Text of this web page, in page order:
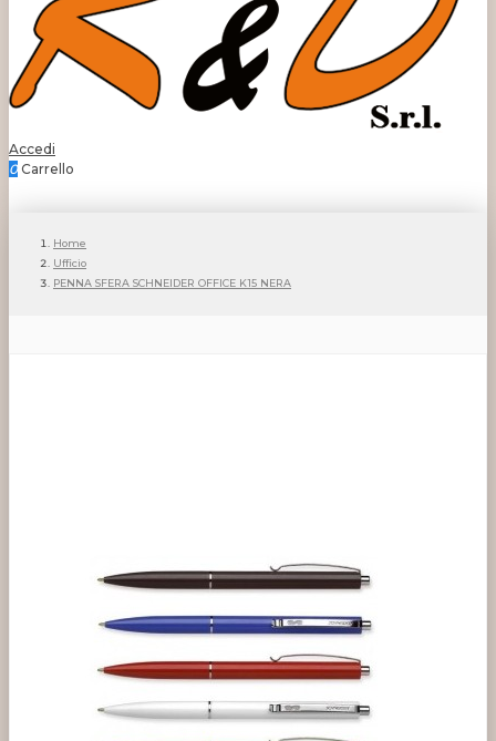
Accedi
0 Carrello
Home
Ufficio
PENNA SFERA SCHNEIDER OFFICE K15 NERA